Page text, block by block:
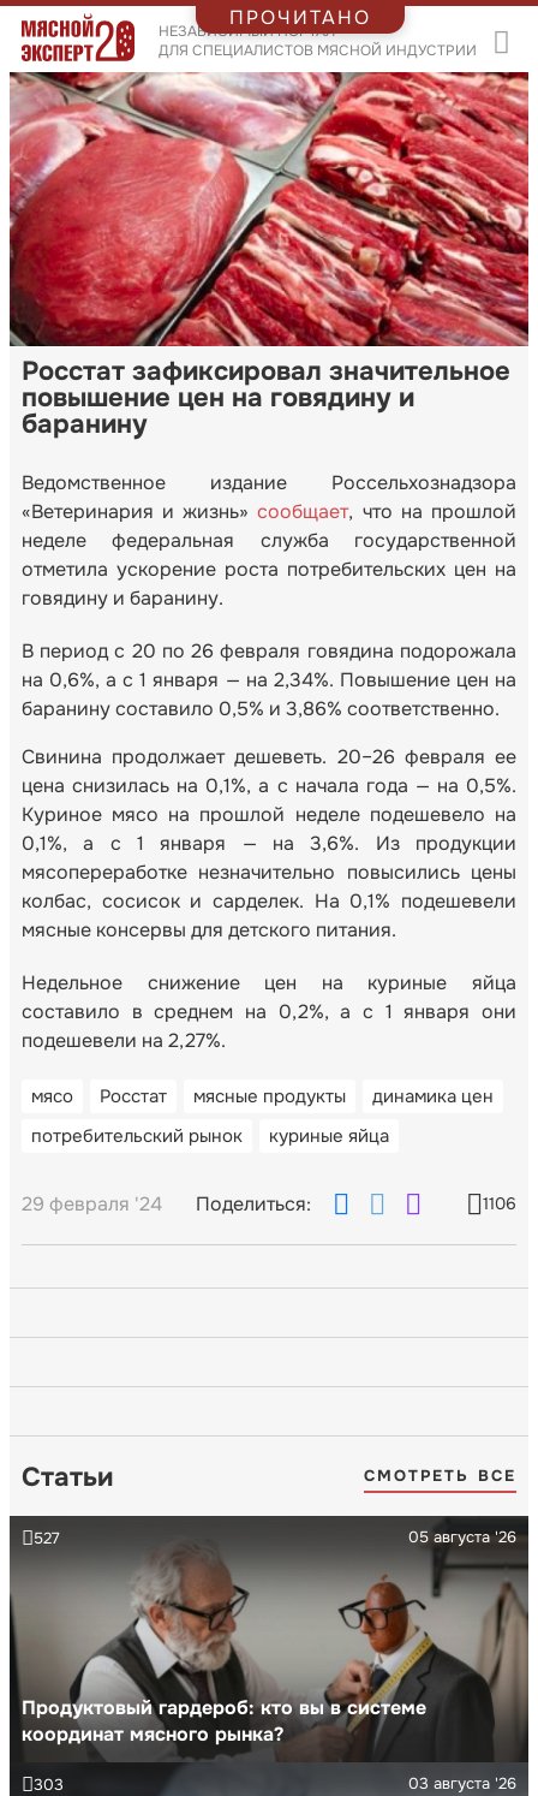
НЕЗАВИСИМЫЙ ПОРТАЛ
ДЛЯ СПЕЦИАЛИСТОВ МЯСНОЙ ИНДУСТРИИ
Росстат зафиксировал значительное
повышение цен на говядину и
баранину
Ведомственное издание Россельхознадзора
«Ветеринария и жизнь»сообщает, что на прошлой
неделе федеральная служба государственной
отметила ускорение роста потребительских цен на
говядину и баранину.
В период с 20 по 26 февраля говядина подорожала
на 0,6%, а с 1 января — на 2,34%. Повышение цен на
баранину составило 0,5% и 3,86% соответственно.
Свинина продолжает дешеветь. 20–26 февраля ее
цена снизилась на 0,1%, а с начала года — на 0,5%.
Куриное мясо на прошлой неделе подешевело на
0,1%, а с 1 января — на 3,6%. Из продукции
мясопереработке незначительно повысились цены
колбас, сосисок и сарделек. На 0,1% подешевели
мясные консервы для детского питания.
Недельное снижение цен на куриные яйца
составило в среднем на 0,2%, а с 1 января они
подешевели на 2,27%.
мясо Росстат мясные продукты
динамика цен
потребительский рынок
куриные яйца
29 февраля '24 Поделиться: 1106
Статьи СМОТРЕТЬ ВСЕ
Продуктовый гардероб: кто вы в системе
координат мясного рынка?
05 августа '26
527
03 августа '26
303
ПРОЧИТАНО